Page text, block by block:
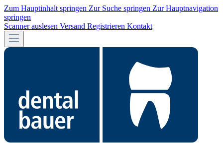
Zum Hauptinhalt springen Zur Suche springen Zur Hauptnavigation
springen
Scanner auslesen Versand Registrieren Kontakt